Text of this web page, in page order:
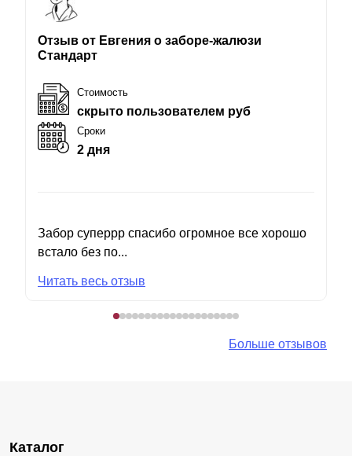
Отзыв от Евгения о заборе-жалюзи
Стандарт
Стоимость
скрыто пользователем руб
Сроки
2 дня
Забор суперрр спасибо огромное все хорошо
встало без по...
Читать весь отзыв
Больше отзывов
Каталог